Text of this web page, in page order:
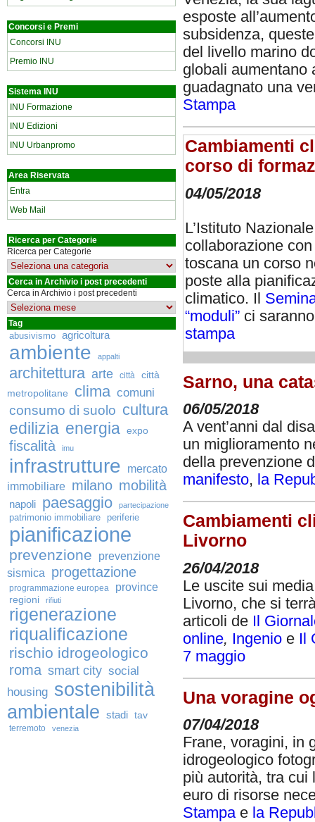
Concorsi e Premi
Concorsi INU
Premio INU
Sistema INU
INU Formazione
INU Edizioni
INU Urbanpromo
Area Riservata
Entra
Web Mail
Ricerca per Categorie
Ricerca per Categorie
Cerca in Archivio i post precedenti
Cerca in Archivio i post precedenti
Tag
abusivismo agricoltura
ambiente appalti
architettura arte città
città
metropolitane
clima comuni
consumo di suolo cultura
edilizia energia expo
fiscalità imu
infrastrutture
mercato
immobiliare milano mobilità
napoli paesaggio partecipazione
patrimonio immobiliare periferie
pianificazione
prevenzione
prevenzione
sismica
progettazione
programmazione europea province
regioni rifiuti
rigenerazione
riqualificazione
rischio idrogeologico
roma smart city social
housing sostenibilità
ambientale stadi tav
terremoto venezia
esposte
subsidenza,
del livello marino
globali aumentano
guadagnato una
Stampa
Cambiamenti
corso di
04/05/2018
L’Istituto
collaborazione
toscana un corso
poste alla
climatico. Il
“moduli” ci
stampa
Sarno, una
06/05/2018
A vent’anni dal
un miglioramento
della prevenzione
manifesto, la
Cambiamenti
Livorno
26/04/2018
Le uscite sui
Livorno, che si
articoli de Il
online, Ingenio e Il
7 maggio
Una voragine
07/04/2018
Frane, voragini, in
idrogeologico
più autorità, tra cui
euro di risorse
Stampae la